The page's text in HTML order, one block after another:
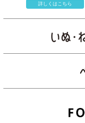
詳しくはこちら